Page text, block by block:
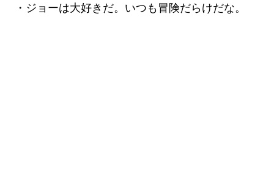
・ジョーは大好きだ。いつも冒険だらけだな。